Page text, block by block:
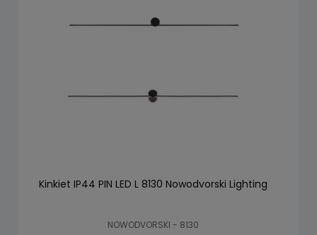
Kinkiet IP44 PIN LED L 8130 Nowodvorski Lighting
NOWODVORSKI - 8130